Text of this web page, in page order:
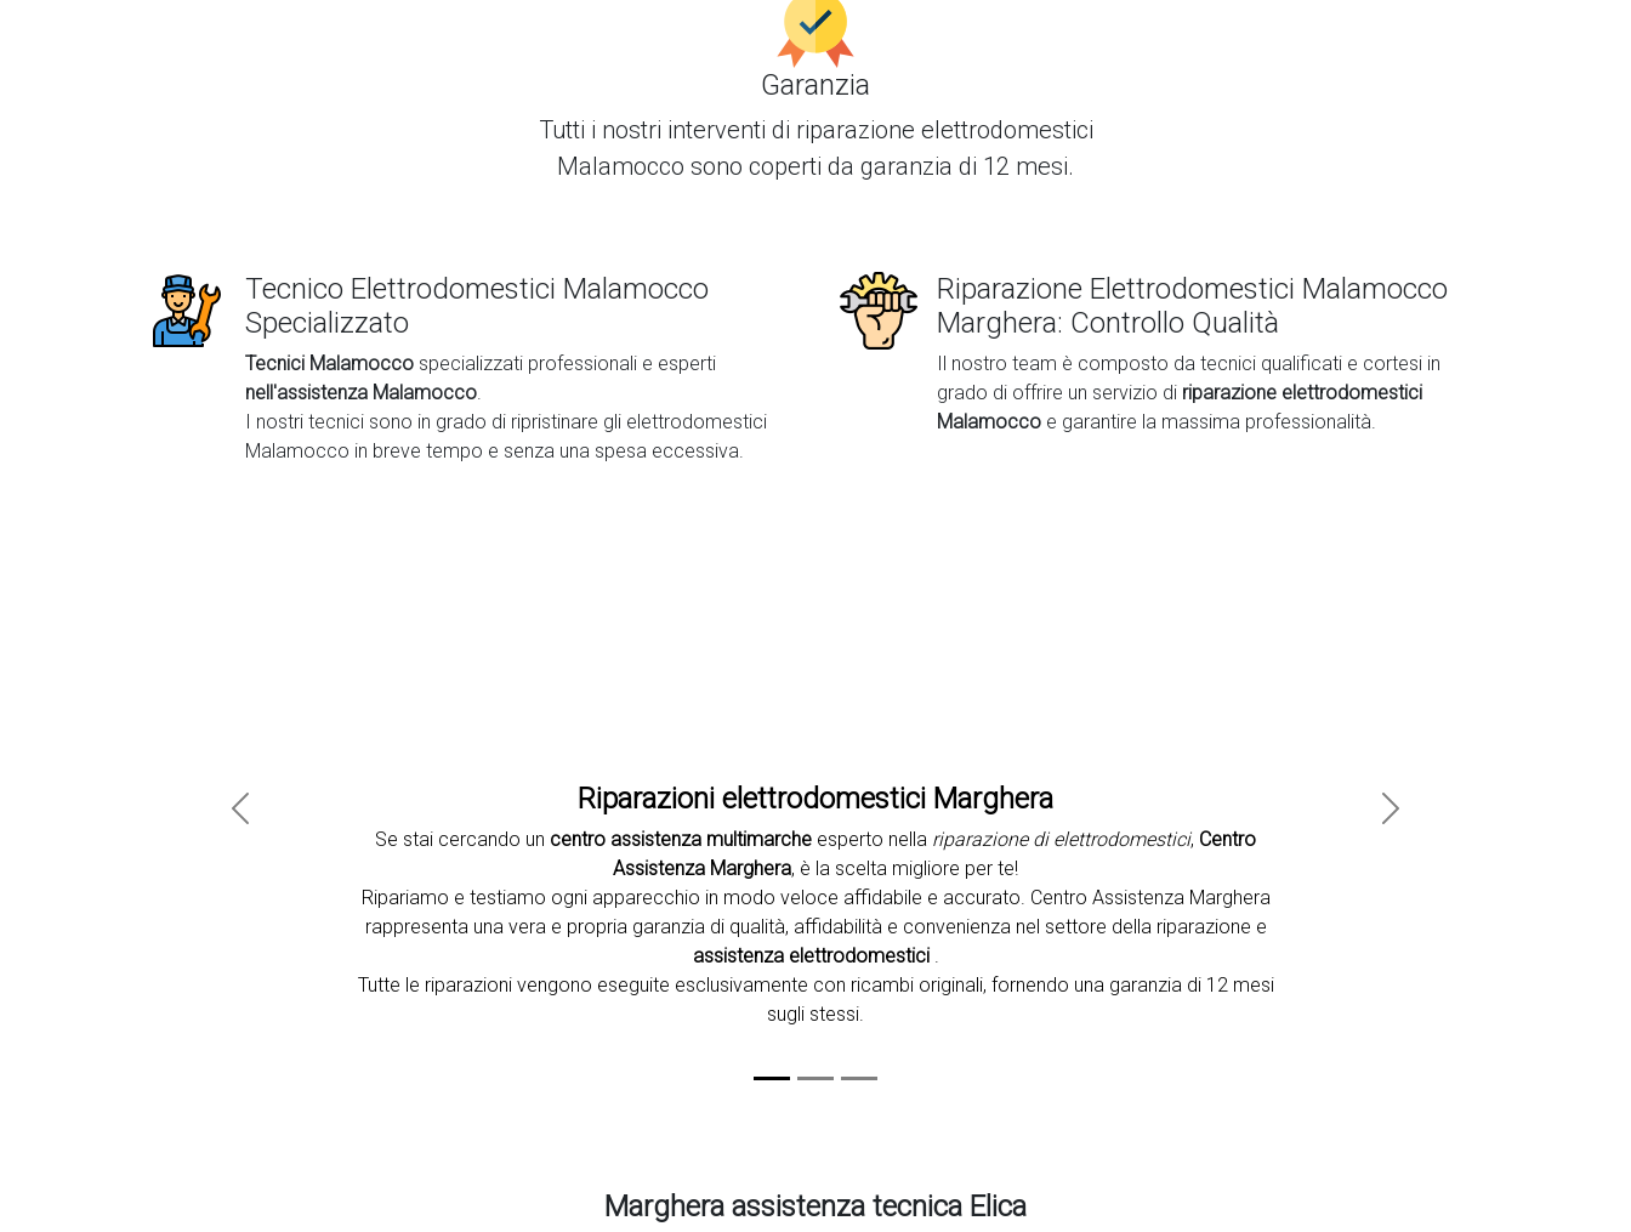
Garanzia
Tutti i nostri interventi di riparazione elettrodomestici
Malamocco sono coperti da garanzia di 12 mesi.
Tecnico Elettrodomestici Malamocco
Specializzato
Tecnici Malamocco specializzati professionali e esperti
nell'assistenza Malamocco.
I nostri tecnici sono in grado di ripristinare gli elettrodomestici
Malamocco in breve tempo e senza una spesa eccessiva.
Riparazione Elettrodomestici Malamocco
Marghera: Controllo Qualità
Il nostro team è composto da tecnici qualificati e cortesi in
grado di offrire un servizio di riparazione elettrodomestici
Malamocco e garantire la massima professionalità.
Riparazioni elettrodomestici Marghera
Se stai cercando un centro assistenza multimarche esperto nella riparazione di elettrodomestici, Centro
Assistenza Marghera, è la scelta migliore per te!
Ripariamo e testiamo ogni apparecchio in modo veloce affidabile e accurato. Centro Assistenza Marghera
rappresenta una vera e propria garanzia di qualità, affidabilità e convenienza nel settore della riparazione e
assistenza elettrodomestici .
Tutte le riparazioni vengono eseguite esclusivamente con ricambi originali, fornendo una garanzia di 12 mesi
sugli stessi.
Previous Next
Marghera assistenza tecnica Elica